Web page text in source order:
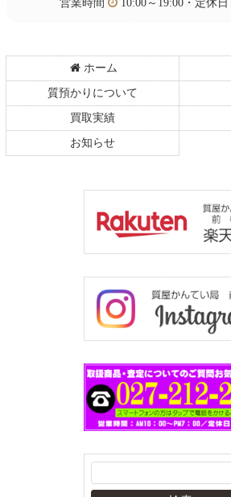
営業時間 10:00～19:00・定休日
ホーム
質預かりについて
買取実績
お知らせ